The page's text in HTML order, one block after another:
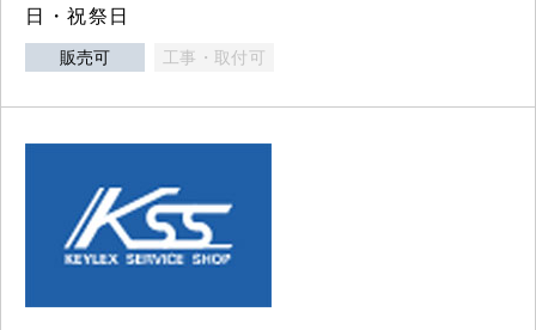
日・祝祭日
販売可 工事・取付可